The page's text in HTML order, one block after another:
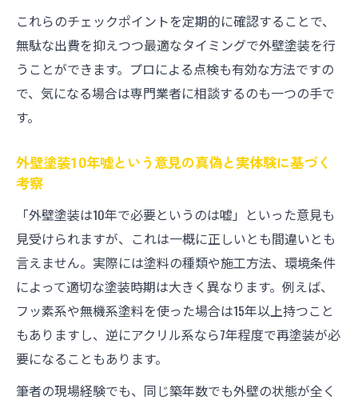
これらのチェックポイントを定期的に確認することで、
無駄な出費を抑えつつ最適なタイミングで外壁塗装を行
うことができます。プロによる点検も有効な方法ですの
で、気になる場合は専門業者に相談するのも一つの手で
す。
外壁塗装10年嘘という意見の真偽と実体験に基づく
考察
「外壁塗装は10年で必要というのは嘘」といった意見も
見受けられますが、これは一概に正しいとも間違いとも
言えません。実際には塗料の種類や施工方法、環境条件
によって適切な塗装時期は大きく異なります。例えば、
フッ素系や無機系塗料を使った場合は15年以上持つこと
もありますし、逆にアクリル系なら7年程度で再塗装が必
要になることもあります。
筆者の現場経験でも、同じ築年数でも外壁の状態が全く